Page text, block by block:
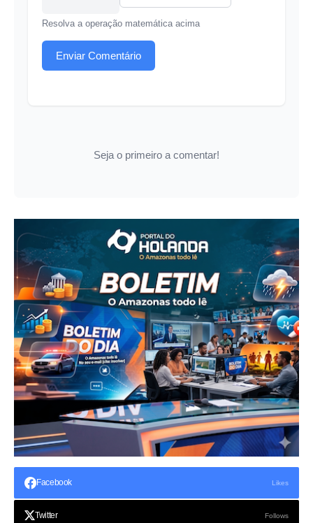
Resolva a operação matemática acima
Enviar Comentário
Seja o primeiro a comentar!
Facebook Likes
Twitter Follows